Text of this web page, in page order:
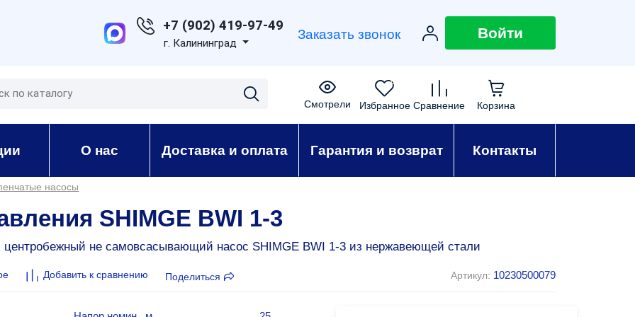
+7 (902) 419-97-49
г. Калининград
Заказать звонок Войти
Смотрели
0
Избранное Сравнение
0
Корзина
О нас Доставка и оплата Гарантия и возврат Контакты
насосы
SHIMGE BWI 1-3
центробежный не самовсасывающий насос SHIMGE BWI 1-3 из нержавеющей стали
Добавить к сравнению Поделиться Артикул: 10230500079